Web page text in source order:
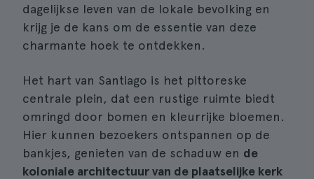
dagelijkse leven van de lokale bevolking en
krijg je de kans om de essentie van deze
charmante hoek te ontdekken.
Het hart van Santiago is het pittoreske
centrale plein, dat een rustige ruimte biedt
omringd door bomen en kleurrijke bloemen.
Hier kunnen bezoekers ontspannen op de
bankjes, genieten van de schaduw en de
koloniale architectuur van de plaatselijke kerk